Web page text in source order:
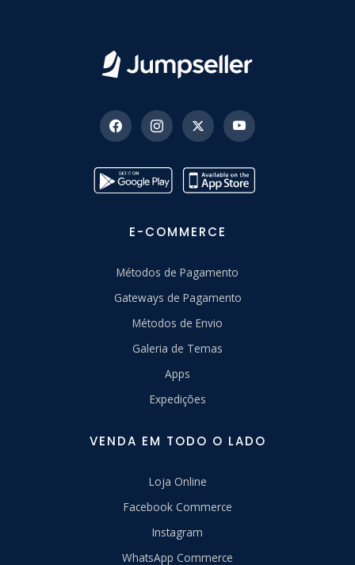
E-COMMERCE
Métodos de Pagamento
Gateways de Pagamento
Métodos de Envio
Galeria de Temas
Apps
Expedições
VENDA EM TODO O LADO
Loja Online
Facebook Commerce
Instagram
WhatsApp Commerce